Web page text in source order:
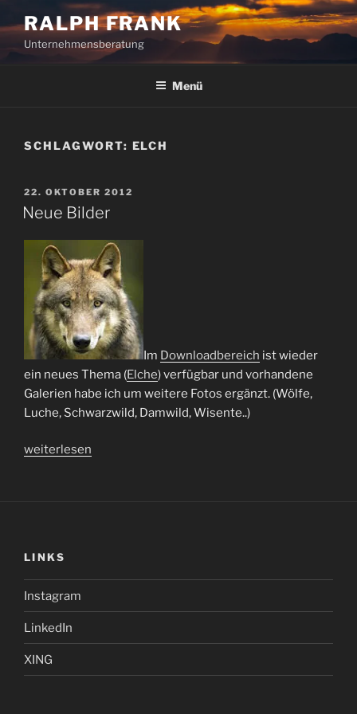
Inhalt
springen
RALPH FRANK
Unternehmensberatung
Menü
SCHLAGWORT: ELCH
VERÖFFENTLICHT
AM
22. OKTOBER 2012
Neue Bilder
Im Downloadbereich ist wieder
ein neues Thema (Elche) verfügbar und vorhandene
Galerien habe ich um weitere Fotos ergänzt. (Wölfe,
Luche, Schwarzwild, Damwild, Wisente..)
„Neue
weiterlesen
LINKS
Instagram
LinkedIn
XING